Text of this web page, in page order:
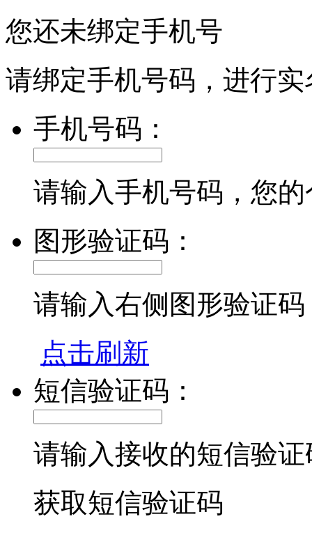
您还未绑定手机号
请绑定手机号码，进行
手机号码：
请输入手机号码，您
图形验证码：
请输入右侧图形验证码
点击刷新
短信验证码：
请输入接收的短信验证
获取短信验证码